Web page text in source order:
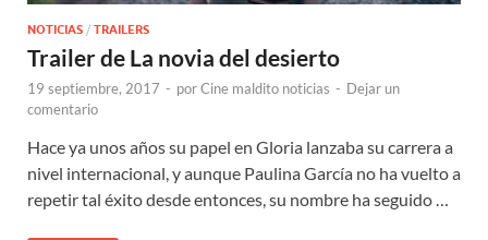
NOTICIAS / TRAILERS
Trailer de La novia del desierto
19 septiembre, 2017 - porCine maldito noticias - Dejar un
comentario
Hace ya unos años su papel en Gloria lanzaba su carrera a
nivel internacional, y aunque Paulina García no ha vuelto a
repetir tal éxito desde entonces, su nombre ha seguido …